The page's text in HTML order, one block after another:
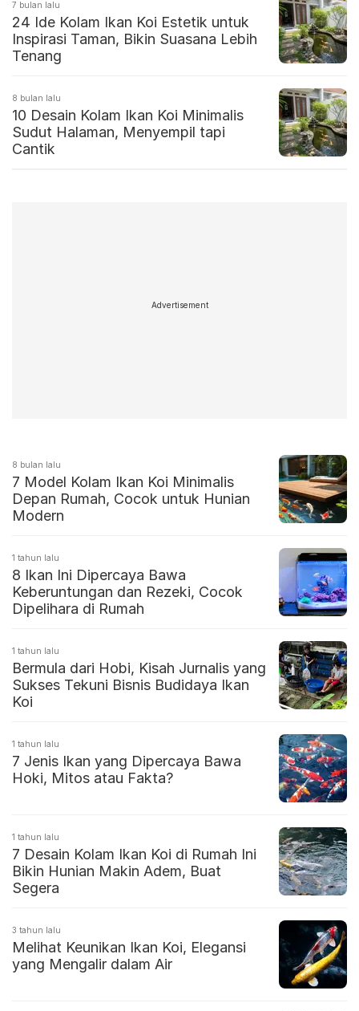
7 bulan lalu
24 Ide Kolam Ikan Koi Estetik untuk
Inspirasi Taman, Bikin Suasana Lebih
Tenang
8 bulan lalu
10 Desain Kolam Ikan Koi Minimalis
Sudut Halaman, Menyempil tapi
Cantik
Advertisement
8 bulan lalu
7 Model Kolam Ikan Koi Minimalis
Depan Rumah, Cocok untuk Hunian
Modern
1 tahun lalu
8 Ikan Ini Dipercaya Bawa
Keberuntungan dan Rezeki, Cocok
Dipelihara di Rumah
1 tahun lalu
Bermula dari Hobi, Kisah Jurnalis yang
Sukses Tekuni Bisnis Budidaya Ikan
Koi
1 tahun lalu
7 Jenis Ikan yang Dipercaya Bawa
Hoki, Mitos atau Fakta?
1 tahun lalu
7 Desain Kolam Ikan Koi di Rumah Ini
Bikin Hunian Makin Adem, Buat
Segera
3 tahun lalu
Melihat Keunikan Ikan Koi, Elegansi
yang Mengalir dalam Air